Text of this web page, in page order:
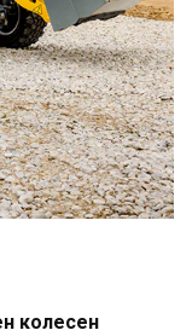
колесен